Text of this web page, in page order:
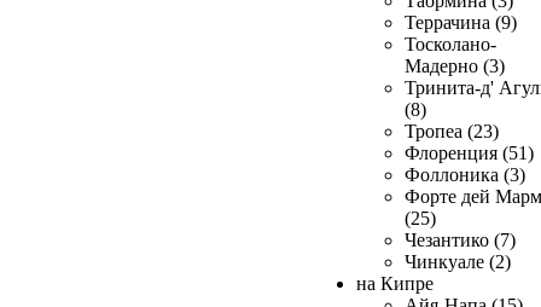
Террачина (9)
Тосколано-
Мадерно (3)
Тринита-д'
(8)
Тропеа (23)
Флоренция (51)
Фоллоника (3)
Форте дей
(25)
Чезантико (7)
Чинкуале (2)
на Кипре